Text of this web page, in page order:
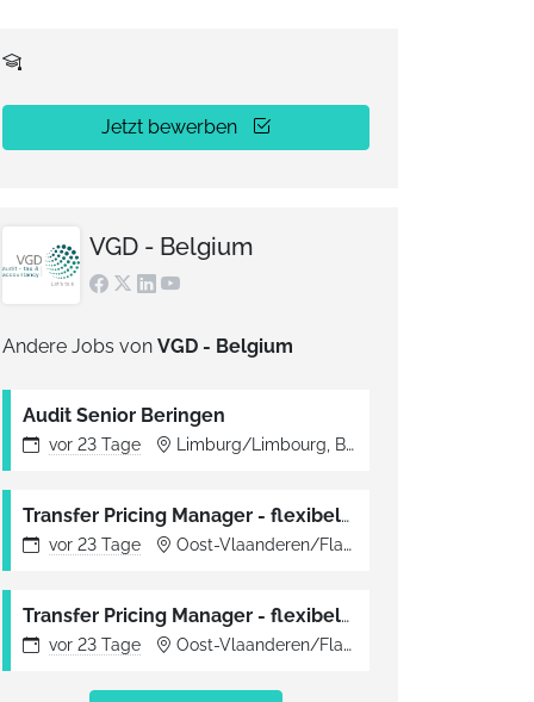
Jetzt bewerben
VGD - Belgium
Andere Jobs von VGD - Belgium
Audit Senior Beringen
vor 23 Tage Limburg/Limbourg, Belgien
Transfer Pricing Manager - flexibele regio
vor 23 Tage Oost-Vlaanderen/Flandre orientale, Belgien
Transfer Pricing Manager - flexibele regio
vor 23 Tage Oost-Vlaanderen/Flandre orientale, Belgien